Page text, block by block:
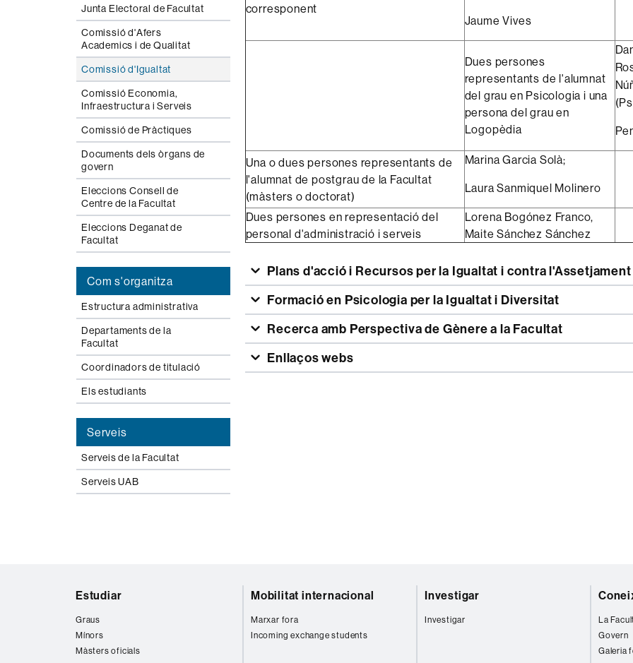
Junta Electoral de Facultat
Comissió d'Afers
Academics i de Qualitat
Comissió d'Igualtat
Comissió Economia,
Infraestructura i Serveis
Comissió de Pràctiques
Documents dels òrgans de
govern
Eleccions Consell de
Centre de la Facultat
Eleccions Deganat de
Facultat
Com s'organitza
Estructura administrativa
Departaments de la
Facultat
Coordinadors de titulació
Els estudiants
Serveis
Serveis de la Facultat
Serveis UAB
corresponent
Jaume Vives
Dues persones
representants de l'alumnat
del grau en Psicologia i una
persona del grau en
Logopèdia
Una o dues persones representants de
l'alumnat de postgrau de la Facultat
(màsters o doctorat)
Marina Garcia Solà;
Laura Sanmiquel Molinero
Dues persones en representació del
personal d'administració i serveis
Lorena Bogónez Franco,
Maite Sánchez Sánchez
Plans d'acció i Recursos per la Igualtat i contra l'Assetjament
Formació en Psicologia per la Igualtat i Diversitat
Recerca amb Perspectiva de Gènere a la Facultat
Enllaços webs
Estudiar
Graus
Mínors
Màsters oficials
Mobilitat internacional
Marxar fora
Incoming exchange students
Investigar
Investigar
La
Govern
Galeria